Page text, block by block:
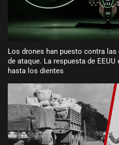
Los drones han puesto contra
de ataque. La respuesta de
hasta los dientes